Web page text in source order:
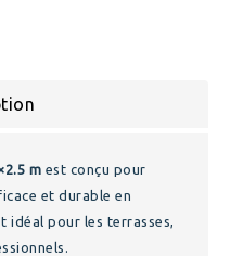
m est conçu pour
et durable en
idéal pour les terrasses,